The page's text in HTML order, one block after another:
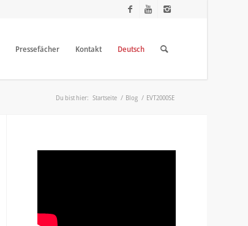
Pressefächer Kontakt Deutsch
Du bist hier: Startseite / Blog / EVT2000SE